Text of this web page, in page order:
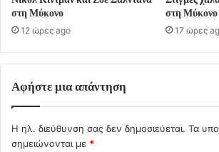
στη Μύκονο
12 ώρες ago
στη Μύκονο
17 ώρες
Αφήστε μια απάντηση
Η ηλ. διεύθυνση σας δεν δημοσιεύεται. Τα
σημειώνονται με *